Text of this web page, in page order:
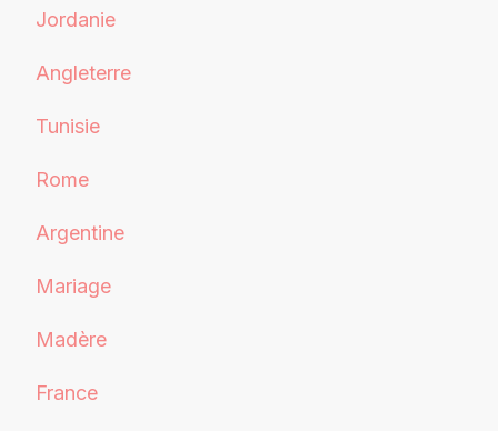
Jordanie
Angleterre
Tunisie
Rome
Argentine
Mariage
Madère
France